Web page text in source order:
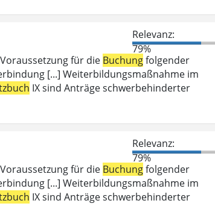
Relevanz:
79%
für die Buchungfolgender
[...] Weiterbildungsmaßnahme im
IX sind Anträge schwerbehinderter
Relevanz:
79%
für die Buchungfolgender
[...] Weiterbildungsmaßnahme im
IX sind Anträge schwerbehinderter